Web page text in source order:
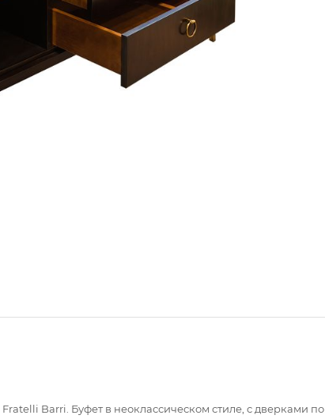
Barri. Буфет в неоклассическом стиле, с дверками по